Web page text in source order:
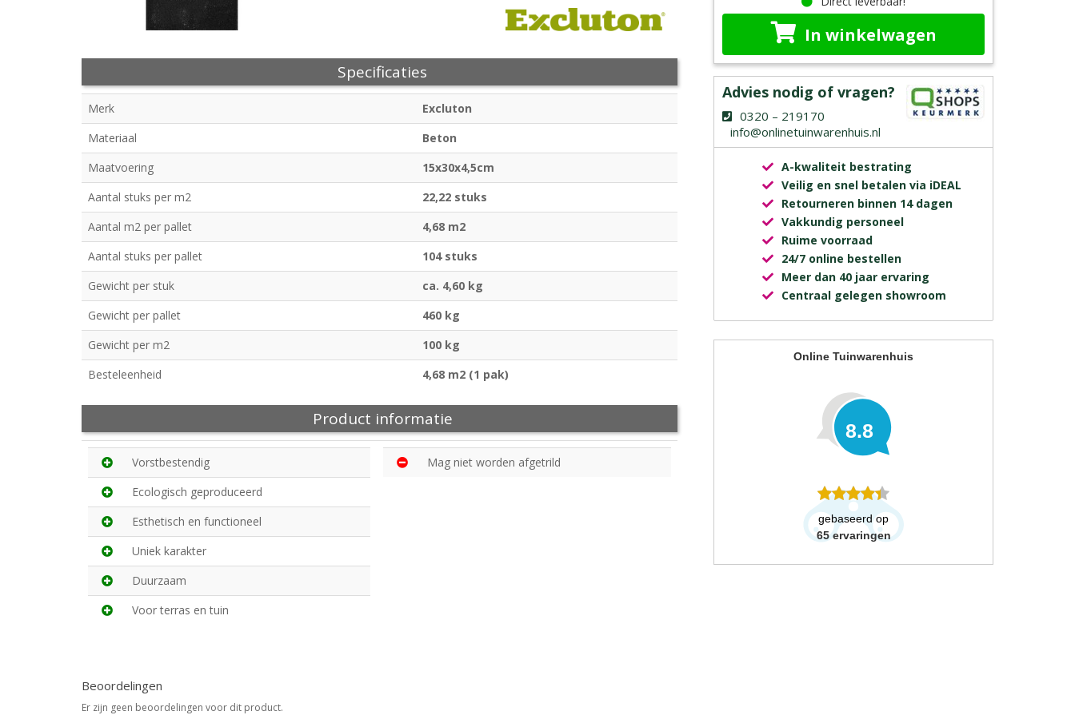
Specificaties
Merk
Excluton
Materiaal
Beton
Maatvoering
15x30x4,5cm
Aantal stuks per m2
22,22 stuks
Aantal m2 per pallet
4,68 m2
Aantal stuks per pallet
104 stuks
Gewicht per stuk
ca. 4,60 kg
Gewicht per pallet
460 kg
Gewicht per m2
100 kg
Besteleenheid
4,68 m2 (1 pak)
Product informatie
Vorstbestendig
Ecologisch geproduceerd
Esthetisch en functioneel
Uniek karakter
Duurzaam
Voor terras en tuin
Mag niet worden afgetrild
Beoordelingen
Er zijn geen beoordelingen voor dit product.
In winkelwagen
Advies nodig of vragen?
0320 – 219170
info@onlinetuinwarenhuis.nl
A-kwaliteit bestrating
Veilig en snel betalen via iDEAL
Retourneren binnen 14 dagen
Vakkundig personeel
Ruime voorraad
24/7 online bestellen
Meer dan 40 jaar ervaring
Centraal gelegen showroom
Online Tuinwarenhuis
8.8
gebaseerd op
65 ervaringen